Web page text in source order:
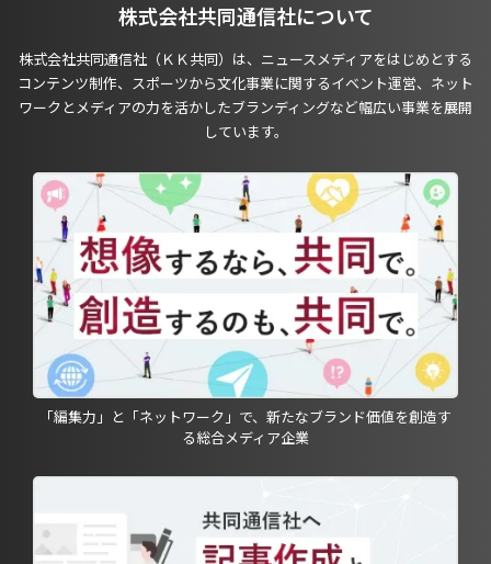
株式会社共同通信社について
株式会社共同通信社（ＫＫ共同）は、ニュースメディアをはじめとする
コンテンツ制作、スポーツから文化事業に関するイベント運営、ネット
ワークとメディアの力を活かしたブランディングなど幅広い事業を展開
しています。
「編集力」と「ネットワーク」で、新たなブランド価値を創造す
る総合メディア企業